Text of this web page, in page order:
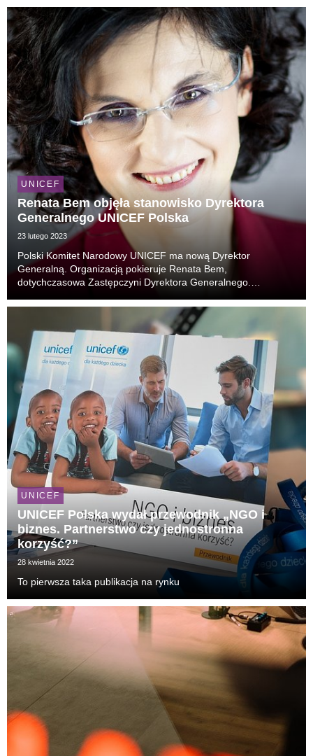
wyjścia do dyskusji z przedstawicielami działów ...
UNICEF
Renata Bem objęła stanowisko Dyrektora
Generalnego UNICEF Polska
23 lutego 2023
Polski Komitet Narodowy UNICEF ma nową Dyrektor
Generalną. Organizacją pokieruje Renata Bem,
dotychczasowa Zastępczyni Dyrektora Generalnego.
trwającej wojny w Ukrainie oraz tragedii dotykających dzieci w
UNICEF
UNICEF Polska wydał przewodnik „NGO i
biznes. Partnerstwo czy jednostronna
korzyść?”
28 kwietnia 2022
To pierwsza taka publikacja na rynku